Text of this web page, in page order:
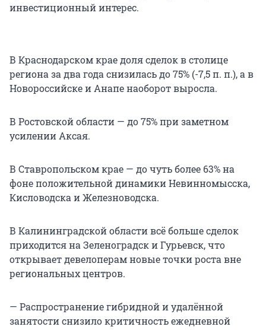
инвестиционный интерес.
В Краснодарском крае доля сделок в столице
региона за два года снизилась до 75% (-7,5 п. п.), а в
Новороссийске и Анапе наоборот выросла.
В Ростовской области — до 75% при заметном
усилении Аксая.
В Ставропольском крае — до чуть более 63% на
фоне положительной динамики Невинномысска,
Кисловодска и Железноводска.
В Калининградской области всё больше сделок
приходится на Зеленоградск и Гурьевск, что
открывает девелоперам новые точки роста вне
региональных центров.
— Распространение гибридной и удалённой
занятости снизило критичность ежедневной